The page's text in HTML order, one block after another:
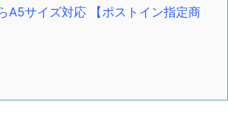
A5サイズ対応 【ポストイン指定商